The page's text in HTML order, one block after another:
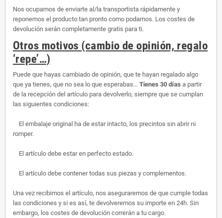
Nos ocupamos de enviarte al/la transportista rápidamente y
reponemos el producto tan pronto como podamos. Los costes de
devolución serán completamente gratis para ti.
Otros motivos (cambio de opinión, regalo
‘repe’…)
Puede que hayas cambiado de opinión, que te hayan regalado algo
que ya tienes, que no sea lo que esperabas… Tienes 30 días a partir
de la recepción del artículo para devolverlo, siempre que se cumplan
las siguientes condiciones:
El embalaje original ha de estar intacto, los precintos sin abrir ni
romper.
El artículo debe estar en perfecto estado.
El artículo debe contener todas sus piezas y complementos.
Una vez recibimos el artículo, nos aseguraremos de que cumple todas
las condiciones y si es así, te devolveremos su importe en 24h. Sin
embargo, los costes de devolución correrán a tu cargo.